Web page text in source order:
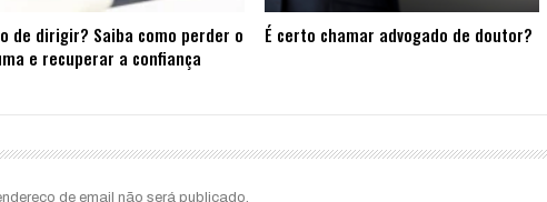
de dirigir? Saiba como perder o
e recuperar a confiança
É certo chamar advogado de doutor?
de email não será publicado.